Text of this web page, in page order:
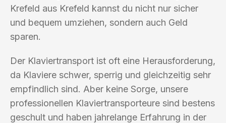
Krefeld aus Krefeld kannst du nicht nur sicher
und bequem umziehen, sondern auch Geld
sparen.
Der Klaviertransport ist oft eine Herausforderung,
da Klaviere schwer, sperrig und gleichzeitig sehr
empfindlich sind. Aber keine Sorge, unsere
professionellen Klaviertransporteure sind bestens
geschult und haben jahrelange Erfahrung in der